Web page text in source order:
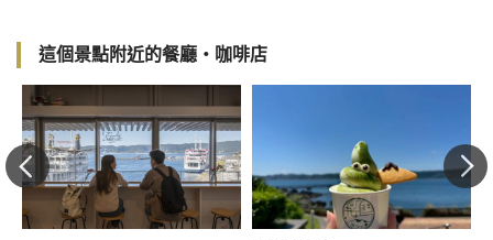
這個景點附近的餐廳・咖啡店